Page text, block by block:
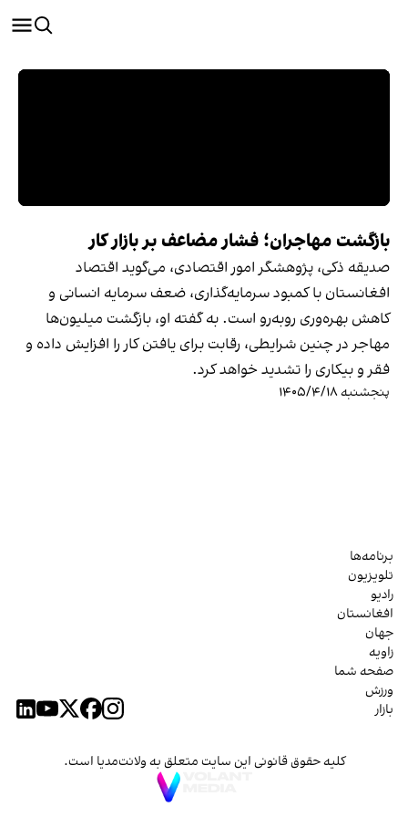
بازگشت مهاجران؛ فشار مضاعف بر بازار کار
صدیقه ذکی، پژوهشگر امور اقتصادی، می‌گوید اقتصاد
افغانستان با کمبود سرمایه‌گذاری، ضعف سرمایه انسانی و
کاهش بهره‌وری روبه‌رو است. به گفته او، بازگشت میلیون‌ها
مهاجر در چنین شرایطی، رقابت برای یافتن کار را افزایش داده و
فقر و بیکاری را تشدید خواهد کرد.
پنجشنبه ۱۴۰۵/۴/۱۸
برنامه‌ها
تلویزیون
رادیو
افغانستان
جهان
زاویه
صفحه شما
ورزش
بازار
کلیه حقوق قانونی این سایت متعلق به ولانت‌مدیا است.